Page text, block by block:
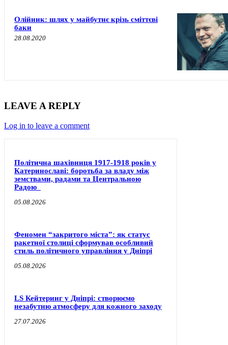
Олійник: шлях у майбутнє крізь сміттєві
баки
28.08.2020
LEAVE A REPLY
Log in to leave a comment
Політична шахівниця 1917-1918 років у
Катеринославі: боротьба за владу між
земствами, радами та Центральною
Радою
05.08.2026
Феномен “закритого міста”: як статус
ракетної столиці сформував особливий
стиль політичного управління у Дніпрі
05.08.2026
LS Кейтеринг у Дніпрі: створюємо
незабутню атмосферу для кожного заходу
27.07.2026